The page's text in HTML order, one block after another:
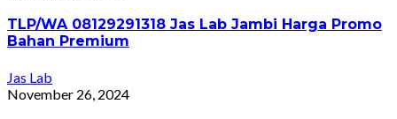
TLP/WA 08129291318 Jas Lab Jambi Harga Promo
Bahan Premium
Jas Lab
November 26, 2024